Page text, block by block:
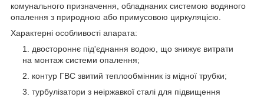
комунального призначення, обладнаних системою водяного
опалення з природною або примусовою циркуляцією.
Характерні особливості апарата:
двостороннє під'єднання водою, що знижує витрати
на монтаж системи опалення;
контур ГВС звитий теплообмінник із мідної трубки;
турбулізатори з неіржавкої сталі для підвищення